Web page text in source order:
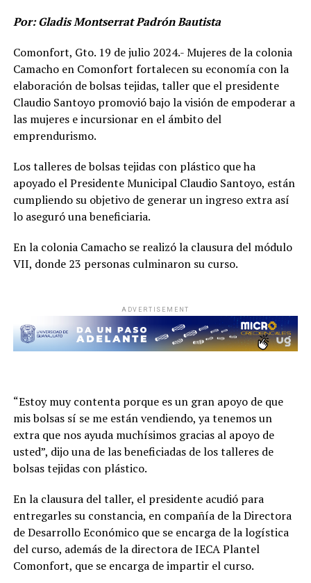
Por: Gladis Montserrat Padrón Bautista
Comonfort, Gto. 19 de julio 2024.- Mujeres de la colonia
Camacho en Comonfort fortalecen su economía con la
elaboración de bolsas tejidas, taller que el presidente
Claudio Santoyo promovió bajo la visión de empoderar a
las mujeres e incursionar en el ámbito del
emprendurismo.
Los talleres de bolsas tejidas con plástico que ha
apoyado el Presidente Municipal Claudio Santoyo, están
cumpliendo su objetivo de generar un ingreso extra así
lo aseguró una beneficiaria.
En la colonia Camacho se realizó la clausura del módulo
VII, donde 23 personas culminaron su curso.
ADVERTISEMENT
“Estoy muy contenta porque es un gran apoyo de que
mis bolsas sí se me están vendiendo, ya tenemos un
extra que nos ayuda muchísimos gracias al apoyo de
usted”, dijo una de las beneficiadas de los talleres de
bolsas tejidas con plástico.
En la clausura del taller, el presidente acudió para
entregarles su constancia, en compañía de la Directora
de Desarrollo Económico que se encarga de la logística
del curso, además de la directora de IECA Plantel
Comonfort, que se encarga de impartir el curso.